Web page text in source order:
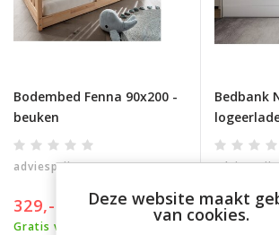
Bodembed Fenna 90x200 -
beuken
adviesprijs 369,-
329,-
Gratis verzending
Bedbank
adviesprijs
559,-
Deze website maakt
van cookies.